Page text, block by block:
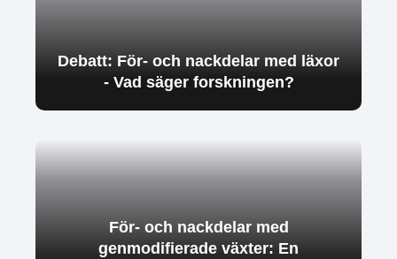
Debatt: För- och nackdelar med läxor
- Vad säger forskningen?
För- och nackdelar med
genmodifierade växter: En